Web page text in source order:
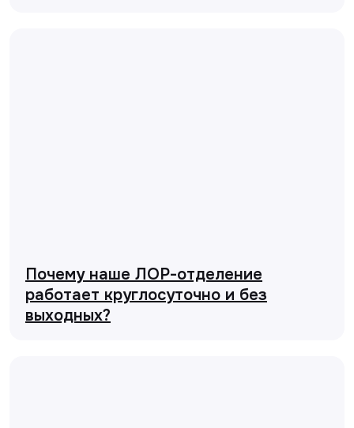
Почему наше ЛОР-отделение
работает круглосуточно и без
выходных?